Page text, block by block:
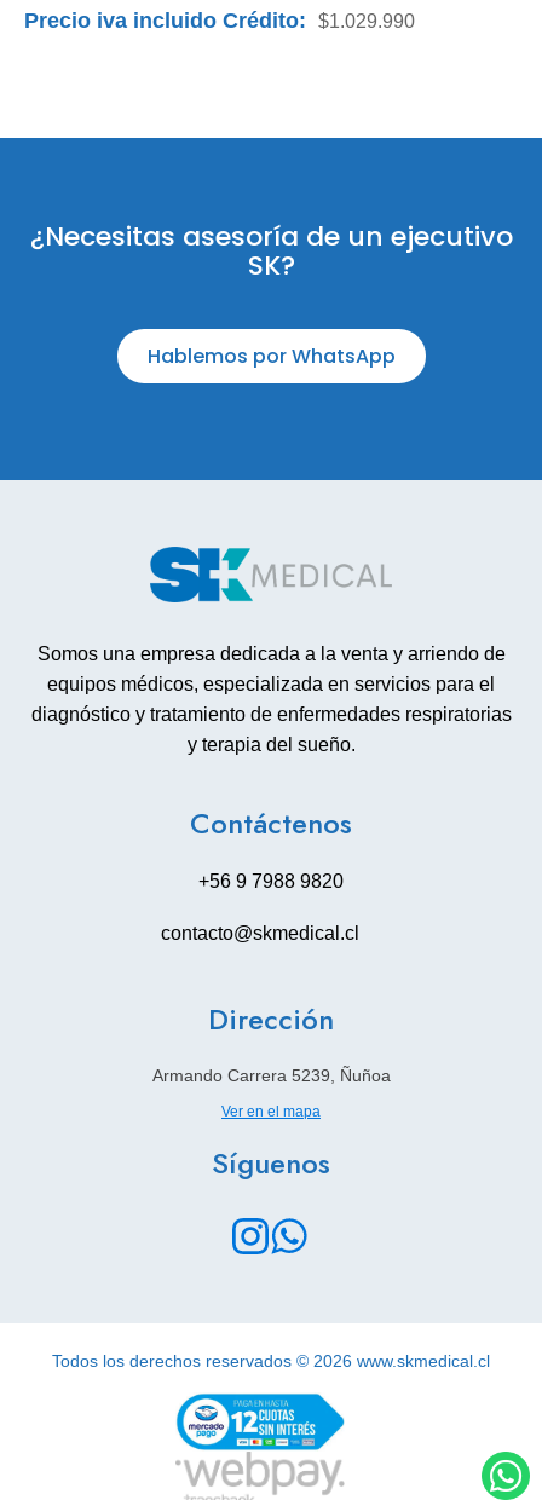
Precio iva incluido Crédito: $1.029.990
¿Necesitas asesoría de un ejecutivo
SK?
Hablemos por WhatsApp
Somos una empresa dedicada a la venta y arriendo de
equipos médicos, especializada en servicios para el
diagnóstico y tratamiento de enfermedades respiratorias
y terapia del sueño.
Contáctenos
+56 9 7988 9820
contacto@skmedical.cl
Dirección
Armando Carrera 5239, Ñuñoa
Ver en el mapa
Síguenos
Todos los derechos reservados © 2026 www.skmedical.cl